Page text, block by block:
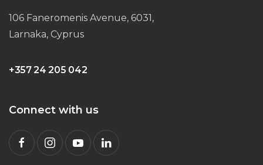
106 Faneromenis Avenue, 6031,
Larnaka, Cyprus
+357 24 205 042
Connect with us